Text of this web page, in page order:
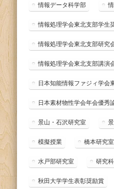
情報データ科学部
情報処理学会東北支部学生
情報処理学会東北支部研究
情報処理学会東北支部講演
日本知能情報ファジィ学会
日本素材物性学会年会優秀
景山・石沢研究室
模擬授業 橋本研究室
水戸部研究室 研究
秋田大学学生表彰奨励賞